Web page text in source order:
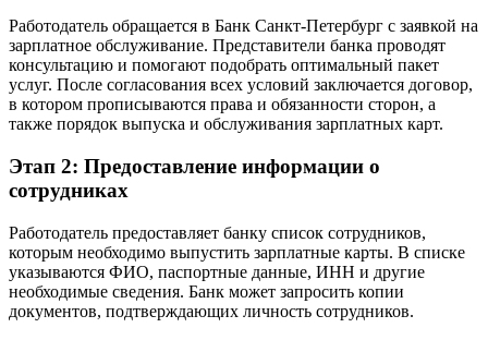
Работодатель обращается в Банк Санкт-Петербург с заявкой на
зарплатное обслуживание. Представители банка проводят
консультацию и помогают подобрать оптимальный пакет
услуг. После согласования всех условий заключается договор,
в котором прописываются права и обязанности сторон, а
также порядок выпуска и обслуживания зарплатных карт.
Этап 2: Предоставление информации о
сотрудниках
Работодатель предоставляет банку список сотрудников,
которым необходимо выпустить зарплатные карты. В списке
указываются ФИО, паспортные данные, ИНН и другие
необходимые сведения. Банк может запросить копии
документов, подтверждающих личность сотрудников.